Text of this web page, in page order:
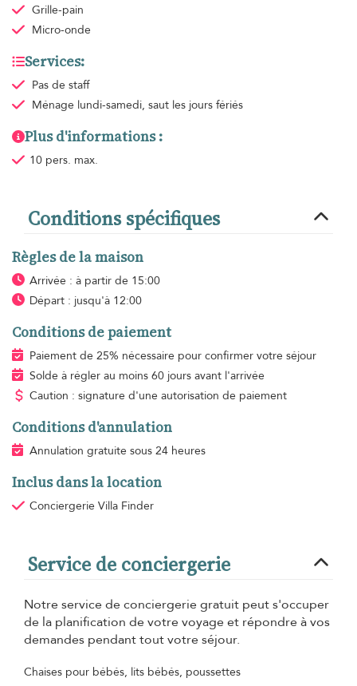
Grille-pain
Micro-onde
Services:
Pas de staff
Ménage lundi-samedi, saut les jours fériés
Plus d'informations :
10 pers. max.
Conditions spécifiques
Règles de la maison
Arrivée : à partir de 15:00
Départ : jusqu'à 12:00
Conditions de paiement
Paiement de 25% nécessaire pour confirmer votre séjour
Solde à régler au moins 60 jours avant l'arrivée
Caution : signature d'une autorisation de paiement
Conditions d'annulation
Annulation gratuite sous 24 heures
Inclus dans la location
Conciergerie Villa Finder
Service de conciergerie
Notre service de conciergerie gratuit peut s'occuper
de la planification de votre voyage et répondre à vos
demandes pendant tout votre séjour.
Chaises pour bébés, lits bébés, poussettes